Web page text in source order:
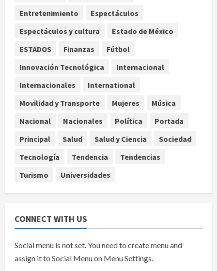
estrella de Wall Street
4
Estudio en Science vincula el
consumo de fruta ancestral con la
agosto 7, 2026
Internacional
EE.UU. amplía revisión de redes
y ciertos ciudadanos de México y
Entretenimiento
Espectáculos
Espectáculos y cultura
Estado de México
ESTADOS
Finanzas
Fútbol
Innovación Tecnológica
Internacional
Internacionales
International
Movilidad y Transporte
Mujeres
Música
Nacional
Nacionales Política
Portada
Principal
Salud Salud y Ciencia
Sociedad
Tecnología
Tendencia
Tendencias
Turismo
Universidades
CONNECT WITH US
Social menu is not set. You need to create menu and
assign it to Social Menu on Menu Settings.